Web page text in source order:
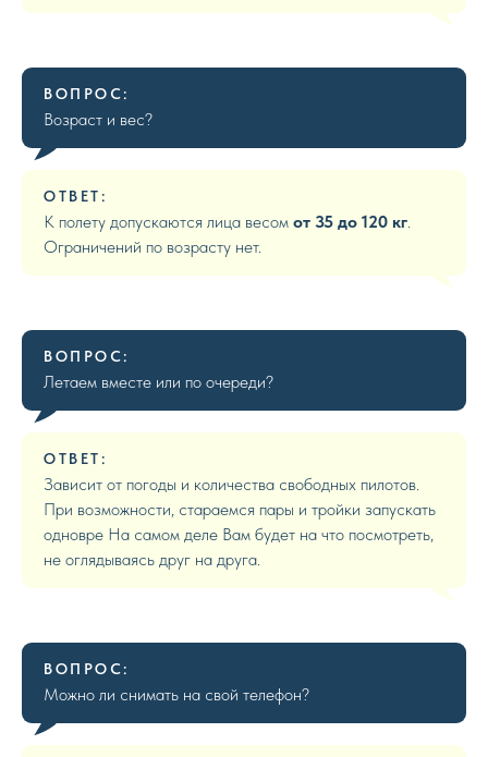
ВОПРОС:
Возраст и вес?
ОТВЕТ:
К полету допускаются лица весом от 35 до 120 кг
Ограничений по возрасту нет.
ВОПРОС:
Летаем вместе или по очереди?
ОТВЕТ:
Зависит от погоды и количества свободных пилотов.
При возможности, стараемся пары и тройки запускать
одновре На самом деле Вам будет на что посмотреть,
не оглядываясь друг на друга.
ВОПРОС:
Можно ли снимать на свой телефон?